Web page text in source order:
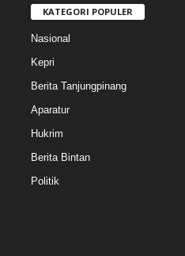
KATEGORI POPULER
Nasional
Kepri
Berita Tanjungpinang
Aparatur
Hukrim
Berita Bintan
Politik